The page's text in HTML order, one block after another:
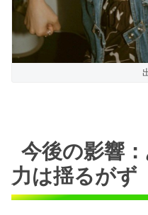
今後の影響
力は揺るがず